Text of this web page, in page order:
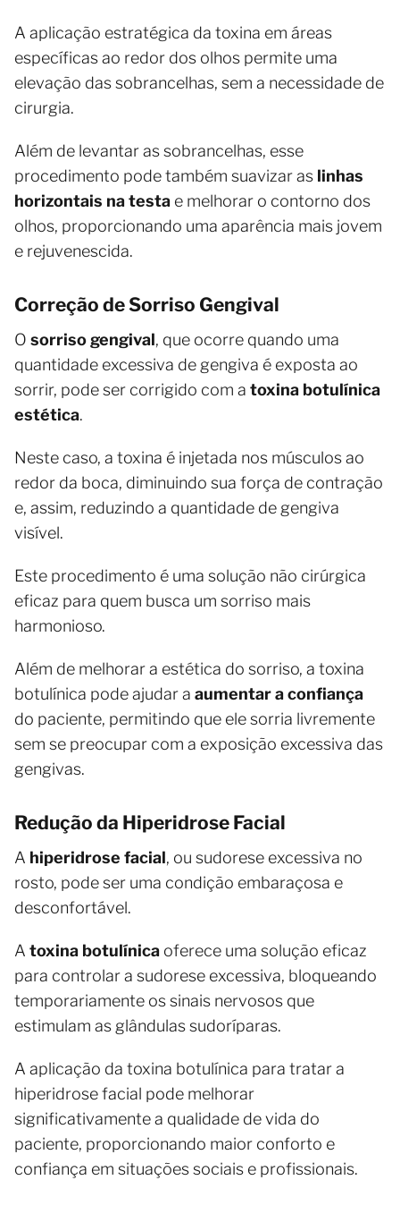
A aplicação estratégica da toxina em áreas
específicas ao redor dos olhos permite uma
elevação das sobrancelhas, sem a necessidade de
cirurgia.
Além de levantar as sobrancelhas, esse
procedimento pode também suavizar as linhas
horizontais na testa e melhorar o contorno dos
olhos, proporcionando uma aparência mais jovem
e rejuvenescida.
Correção de Sorriso Gengival
O sorriso gengival, que ocorre quando uma
quantidade excessiva de gengiva é exposta ao
sorrir, pode ser corrigido com a toxina botulínica
estética.
Neste caso, a toxina é injetada nos músculos ao
redor da boca, diminuindo sua força de contração
e, assim, reduzindo a quantidade de gengiva
visível.
Este procedimento é uma solução não cirúrgica
eficaz para quem busca um sorriso mais
harmonioso.
Além de melhorar a estética do sorriso, a toxina
botulínica pode ajudar a aumentar a confiança
do paciente, permitindo que ele sorria livremente
sem se preocupar com a exposição excessiva das
gengivas.
Redução da Hiperidrose Facial
A hiperidrose facial, ou sudorese excessiva no
rosto, pode ser uma condição embaraçosa e
desconfortável.
A toxina botulínica oferece uma solução eficaz
para controlar a sudorese excessiva, bloqueando
temporariamente os sinais nervosos que
estimulam as glândulas sudoríparas.
A aplicação da toxina botulínica para tratar a
hiperidrose facial pode melhorar
significativamente a qualidade de vida do
paciente, proporcionando maior conforto e
confiança em situações sociais e profissionais.